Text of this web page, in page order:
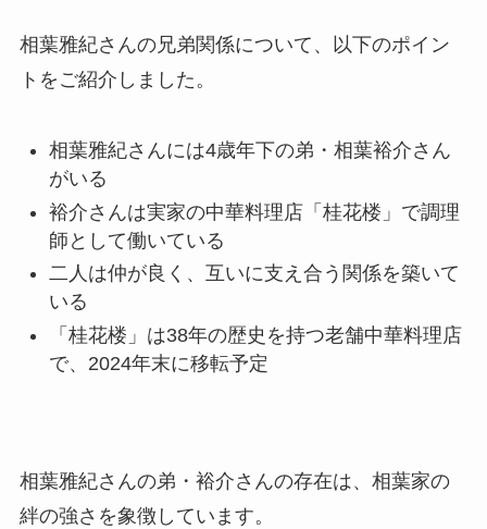
相葉雅紀さんの兄弟関係について、以下のポイン
トをご紹介しました。
相葉雅紀さんには4歳年下の弟・相葉裕介さん
がいる
裕介さんは実家の中華料理店「桂花楼」で調理
師として働いている
二人は仲が良く、互いに支え合う関係を築いて
いる
「桂花楼」は38年の歴史を持つ老舗中華料理店
で、2024年末に移転予定
相葉雅紀さんの弟・裕介さんの存在は、相葉家の
絆の強さを象徴しています。